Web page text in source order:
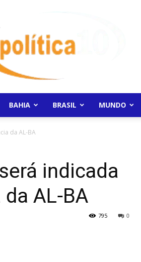
BAHIA BRASIL MUNDO
da AL-BA
indicada
AL-BA
0
795